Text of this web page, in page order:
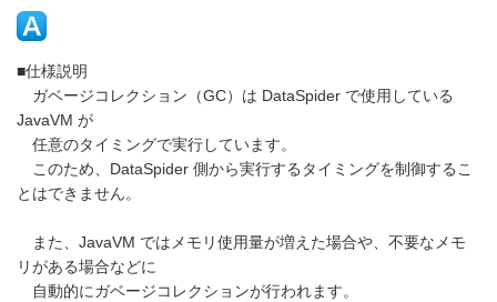
■仕様説明
ガベージコレクション（GC）は DataSpider で使用している
JavaVM が
任意のタイミングで実行しています。
このため、DataSpider 側から実行するタイミングを制御するこ
とはできません。
また、JavaVM ではメモリ使用量が増えた場合や、不要なメモ
リがある場合などに
自動的にガベージコレクションが行われます。